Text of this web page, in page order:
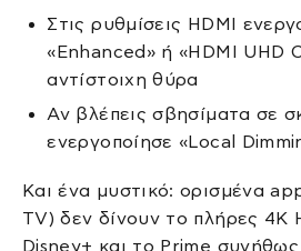
Στις ρυθμίσεις HDMI
«Enhanced» ή «HDMI UHD
αντίστοιχη θύρα
Αν βλέπεις σβησίματα σε
ενεργοποίησε «Local
Και ένα μυστικό: ορισμένα
TV) δεν δίνουν το πλήρες 4K
Disney+ και το Prime